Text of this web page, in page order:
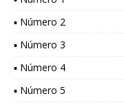
▪ Número 2
▪ Número 3
▪ Número 4
▪ Número 5